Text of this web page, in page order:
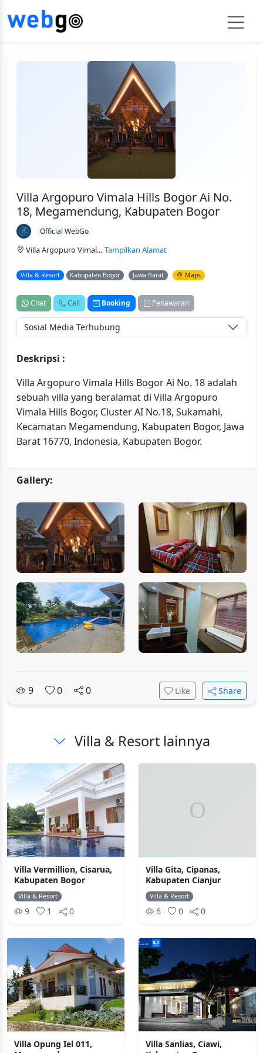
Villa Argopuro Vimala Hills Bogor Ai No.
18, Megamendung, Kabupaten Bogor
Official WebGo
Villa Argopuro Vimal... Tampilkan Alamat
Villa & Resort Kabupaten Bogor Jawa Barat Maps
Chat Call Booking Penawaran
Sosial Media Terhubung
Deskripsi :
Villa Argopuro Vimala Hills Bogor Ai No. 18 adalah
sebuah villa yang beralamat di Villa Argopuro
Vimala Hills Bogor, Cluster AI No.18, Sukamahi,
Kecamatan Megamendung, Kabupaten Bogor, Jawa
Barat 16770, Indonesia, Kabupaten Bogor.
Gallery:
9 0 0 Like Share
Villa & Resort lainnya
Villa Vermillion, Cisarua,
Kabupaten Bogor
Villa & Resort
9 1 0
Villa Gita, Cipanas,
Kabupaten Cianjur
Villa & Resort
6 0 0
Villa Opung Iel 011,
Villa Sanlias, Ciawi,